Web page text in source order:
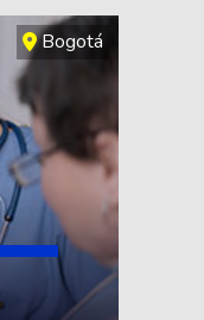
Bogotá